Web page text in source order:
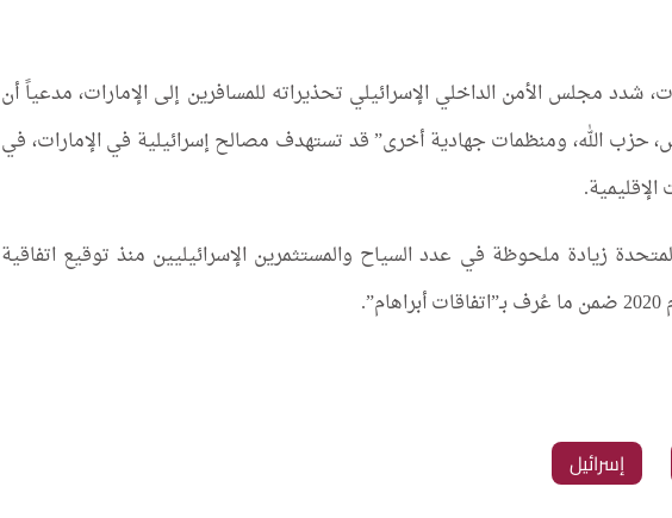
شدد مجلس الأمن الداخلي الإسرائيلي تحذيراته للمسافرين إلى الإمارات، مدعياً أن
حزب الله، ومنظمات جهادية أخرى” قد تستهدف مصالح إسرائيلية في الإمارات، في
زيادة ملحوظة في عدد السياح والمستثمرين الإسرائيليين منذ توقيع اتفاقية
إسرائيل